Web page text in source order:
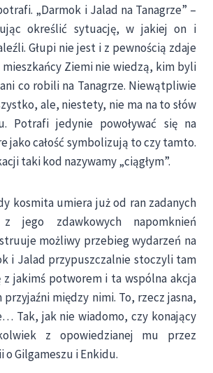
„Darmok i Jalad na Tanagrze” –
określić sytuację, w jakiej on i
Głupi nie jest i z pewnością zdaje
mieszkańcy Ziemi nie wiedzą, kim byli
co robili na Tanagrze. Niewątpliwie
ale, niestety, nie ma na to słów
Potrafi jedynie powoływać się na
jako całość symbolizują to czy tamto.
taki kod nazywamy „ciągłym”.
kosmita umiera już od ran zadanych
jego zdawkowych napomknień
możliwy przebieg wydarzeń na
i Jalad przypuszczalnie stoczyli tam
z jakimś potworem i ta wspólna akcja
między nimi. To, rzecz jasna,
Tak, jak nie wiadomo, czy konający
z opowiedzianej mu przez
o Gilgameszu i Enkidu.